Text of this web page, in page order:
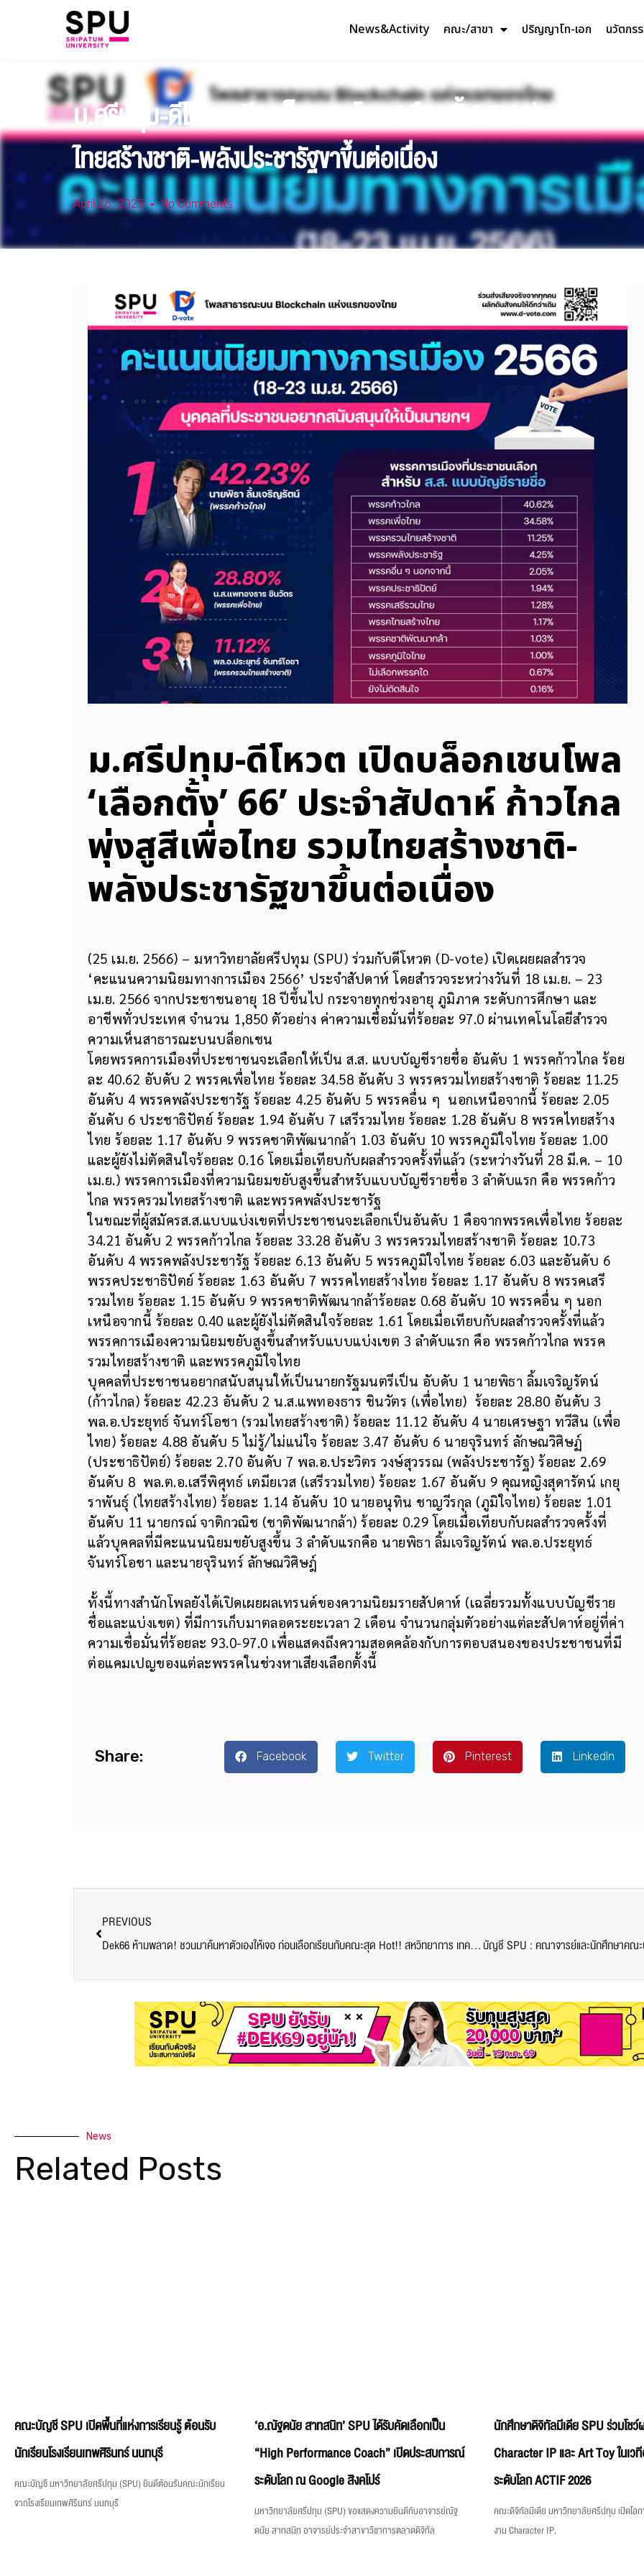
News&Activity คณะ/สาขา ปริญญาโท-เอก นวัตกร
ม.ศรีปทุม-ดีโหวต เปิดบล็อกเชนโพล ‘เลือกตั้ง’ 66’ ประจำสัปด
ไทยสร้างชาติ-พลังประชารัฐขาขึ้นต่อเนื่อง
April 26, 2023 No Comments
ม.ศรีปทุม-ดีโหวต เปิดบล็อกเชนโพล
‘เลือกตั้ง’ 66’ ประจำสัปดาห์ ก้าวไกล
พุ่งสูสีเพื่อไทย รวมไทยสร้างชาติ-
พลังประชารัฐขาขึ้นต่อเนื่อง
(25 เม.ย. 2566) – มหาวิทยาลัยศรีปทุม (SPU) ร่วมกับดีโหวต (D-vote) เปิดเผยผลสำรวจ
‘คะแนนความนิยมทางการเมือง 2566’ ประจำสัปดาห์ โดยสำรวจระหว่างวันที่ 18 เม.ย. – 23
เม.ย. 2566 จากประชาชนอายุ 18 ปีขึ้นไป กระจายทุกช่วงอายุ ภูมิภาค ระดับการศึกษา และ
อาชีพทั่วประเทศ จำนวน 1,850 ตัวอย่าง ค่าความเชื่อมั่นที่ร้อยละ 97.0 ผ่านเทคโนโลยีสำรวจ
ความเห็นสาธารณะบนบล็อกเชน
โดยพรรคการเมืองที่ประชาชนจะเลือกให้เป็น ส.ส. แบบบัญชีรายชื่อ อันดับ 1 พรรคก้าวไกล ร้อย
ละ 40.62 อับดับ 2 พรรคเพื่อไทย ร้อยละ 34.58 อันดับ 3 พรรครวมไทยสร้างชาติ ร้อยละ 11.25
อันดับ 4 พรรคพลังประชารัฐ ร้อยละ 4.25 อันดับ 5 พรรคอื่น ๆ นอกเหนือจากนี้ ร้อยละ 2.05
อันดับ 6 ประชาธิปัตย์ ร้อยละ 1.94 อันดับ 7 เสรีรวมไทย ร้อยละ 1.28 อันดับ 8 พรรคไทยสร้าง
ไทย ร้อยละ 1.17 อันดับ 9 พรรคชาติพัฒนากล้า 1.03 อันดับ 10 พรรคภูมิใจไทย ร้อยละ 1.00
และผู้ยังไม่ตัดสินใจร้อยละ 0.16 โดยเมื่อเทียบกับผลสำรวจครั้งที่แล้ว (ระหว่างวันที่ 28 มี.ค. – 10
เม.ย.) พรรคการเมืองที่ความนิยมขยับสูงขึ้นสำหรับแบบบัญชีรายชื่อ 3 ลำดับแรก คือ พรรคก้าว
ไกล พรรครวมไทยสร้างชาติ และพรรคพลังประชารัฐ
ในขณะที่ผู้สมัครส.ส.แบบแบ่งเขตที่ประชาชนจะเลือกเป็นอันดับ 1 คือจากพรรคเพื่อไทย ร้อยละ
34.21 อันดับ 2 พรรคก้าวไกล ร้อยละ 33.28 อันดับ 3 พรรครวมไทยสร้างชาติ ร้อยละ 10.73
อันดับ 4 พรรคพลังประชารัฐ ร้อยละ 6.13 อันดับ 5 พรรคภูมิใจไทย ร้อยละ 6.03 และอันดับ 6
พรรคประชาธิปัตย์ ร้อยละ 1.63 อันดับ 7 พรรคไทยสร้างไทย ร้อยละ 1.17 อันดับ 8 พรรคเสรี
รวมไทย ร้อยละ 1.15 อันดับ 9 พรรคชาติพัฒนากล้าร้อยละ 0.68 อันดับ 10 พรรคอื่น ๆ นอก
เหนือจากนี้ ร้อยละ 0.40 และผู้ยังไม่ตัดสินใจร้อยละ 1.61 โดยเมื่อเทียบกับผลสำรวจครั้งที่แล้ว
พรรคการเมืองความนิยมขยับสูงขึ้นสำหรับแบบแบ่งเขต 3 ลำดับแรก คือ พรรคก้าวไกล พรรค
รวมไทยสร้างชาติ และพรรคภูมิใจไทย
บุคคลที่ประชาชนอยากสนับสนุนให้เป็นนายกรัฐมนตรีเป็น อับดับ 1 นายพิธา ลิ้มเจริญรัตน์
(ก้าวไกล) ร้อยละ 42.23 อันดับ 2 น.ส.แพทองธาร ชินวัตร (เพื่อไทย) ร้อยละ 28.80 อันดับ 3
พล.อ.ประยุทธ์ จันทร์โอชา (รวมไทยสร้างชาติ) ร้อยละ 11.12 อันดับ 4 นายเศรษฐา ทวีสิน (เพื่อ
ไทย) ร้อยละ 4.88 อันดับ 5 ไม่รู้/ไม่แน่ใจ ร้อยละ 3.47 อันดับ 6 นายจุรินทร์ ลักษณวิศิษฏ์
(ประชาธิปัตย์) ร้อยละ 2.70 อันดับ 7 พล.อ.ประวิตร วงษ์สุวรรณ (พลังประชารัฐ) ร้อยละ 2.69
อันดับ 8 พล.ต.อ.เสรีพิศุทธ์ เตมียเวส (เสรีรวมไทย) ร้อยละ 1.67 อันดับ 9 คุณหญิงสุดารัตน์ เกยุ
ราพันธุ์ (ไทยสร้างไทย) ร้อยละ 1.14 อันดับ 10 นายอนุทิน ชาญวีรกุล (ภูมิใจไทย) ร้อยละ 1.01
อันดับ 11 นายกรณ์ จาติกวณิช (ชาติพัฒนากล้า) ร้อยละ 0.29 โดยเมื่อเทียบกับผลสำรวจครั้งที่
แล้วบุคคลที่มีคะแนนนิยมขยับสูงขึ้น 3 ลำดับแรกคือ นายพิธา ลิ้มเจริญรัตน์ พล.อ.ประยุทธ์
จันทร์โอชา และนายจุรินทร์ ลักษณวิศิษฎ์
ทั้งนี้ทางสำนักโพลยังได้เปิดเผยผลเทรนด์ของความนิยมรายสัปดาห์ (เฉลี่ยรวมทั้งแบบบัญชีราย
ชื่อและแบ่งเขต) ที่มีการเก็บมาตลอดระยะเวลา 2 เดือน จำนวนกลุ่มตัวอย่างแต่ละสัปดาห์อยู่ที่ค่า
ความเชื่อมั่นที่ร้อยละ 93.0-97.0 เพื่อแสดงถึงความสอดคล้องกับการตอบสนองของประชาชนที่มี
ต่อแคมเปญของแต่ละพรรคในช่วงหาเสียงเลือกตั้งนี้
Share: Facebook Twitter Pinterest LinkedIn
PREVIOUS
Dek66 ห้ามพลาด! ชวนมาค้นหาตัวเองให้เจอ ก่อนเลือกเรียนกับคณะสุด Hot!! สหวิทยาการ เทคโนโลยีและนวัตกรรม
News
Related Posts
คณะบัญชี SPU เปิดพื้นที่แห่งการเรียนรู้ ต้อนรับ
นักเรียนโรงเรียนเทพศิรินทร์ นนทบุรี
คณะบัญชี มหาวิทยาลัยศรีปทุม (SPU) ยินดีต้อนรับคณะนักเรียน
จากโรงเรียนเทพศิรินทร์ นนทบุรี
‘อ.ณัฐดนัย สาทสนิท’ SPU ได้รับคัดเลือกเป็น
“High Performance Coach” เปิดประสบการณ์
ระดับโลก ณ Google สิงคโปร์
มหาวิทยาลัยศรีปทุม (SPU) ขอแสดงความยินดีกับอาจารย์ณัฐ
ดนัย สาทสนิท อาจารย์ประจำสาขาวิชาการตลาดดิจิทัล
นักศึกษาดิจิทัลมีเดีย SPU ร่วมโชว์
Character IP และ Art Toy ในเว
ระดับโลก ACTIF 2026
คณะดิจิทัลมีเดีย มหาวิทยาลัยศรีปทุม เปิดโอ
งาน Character IP,